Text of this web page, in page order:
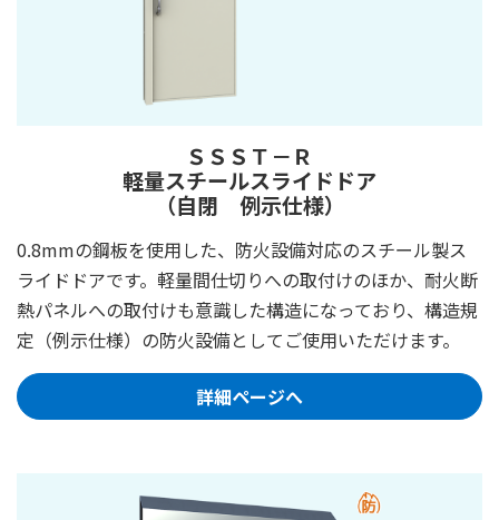
ＳＳＳＴ－Ｒ
軽量スチールスライドドア
（自閉 例示仕様）
0.8mmの鋼板を使用した、防火設備対応のスチール製ス
ライドドアです。軽量間仕切りへの取付けのほか、耐火断
熱パネルへの取付けも意識した構造になっており、構造規
定（例示仕様）の防火設備としてご使用いただけます。
詳細ページへ